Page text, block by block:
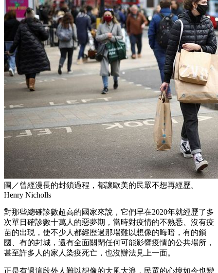
圖／曾經漫長的封鎖過程，都讓歐美的民眾不想再經歷。
Henry Nicholls
對那些總確診數超高的國家來說，它們早在2020年就經歷了多
次單日確診數十萬人的惡夢期，當時對疫情的不熟悉、沒有疫
苗的出現，使不少人都經歷過那場難以想像的晦暗，有的鎖
國、有的封城，還有全面關閉任何可能影響疫情的公共場所，
甚至許多人的家人染疫死亡，也沒辦法見上一面。
正是有過這段外人難以想像的大風大浪，民眾的心境如今也變